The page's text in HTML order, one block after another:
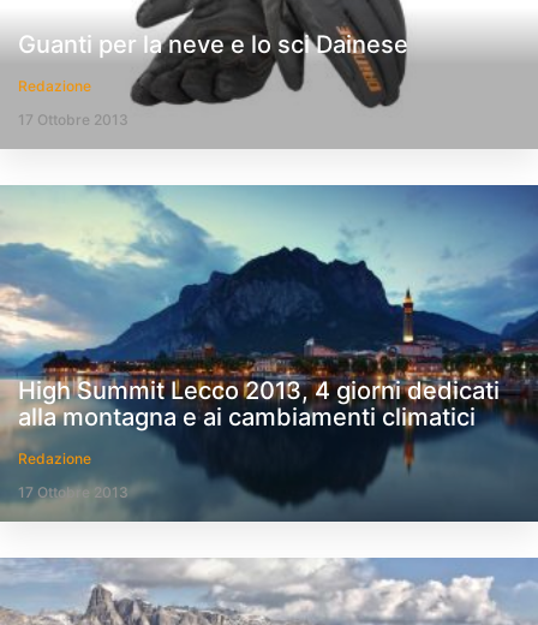
Guanti per la neve e lo sci Dainese
Redazione
17 Ottobre 2013
High Summit Lecco 2013, 4 giorni dedicati
alla montagna e ai cambiamenti climatici
Redazione
17 Ottobre 2013